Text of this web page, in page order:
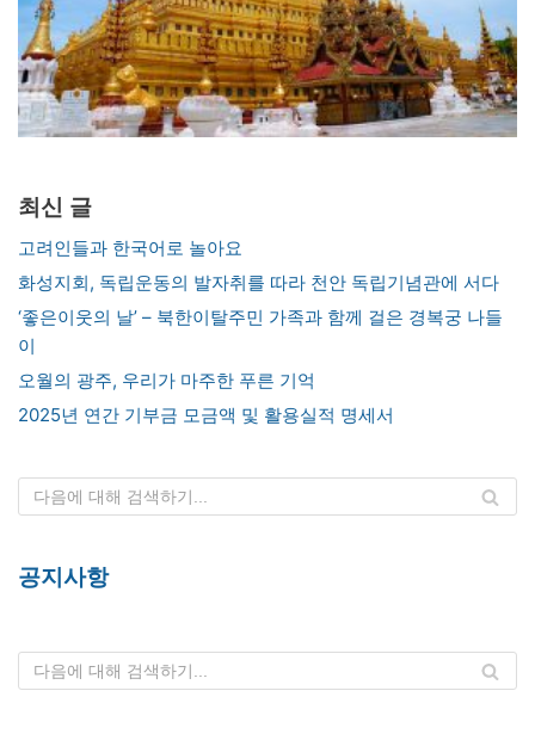
최신 글
고려인들과 한국어로 놀아요
화성지회, 독립운동의 발자취를 따라 천안 독립기념관에 서다
‘좋은이웃의 날’ – 북한이탈주민 가족과 함께 걸은 경복궁 나들
이
오월의 광주, 우리가 마주한 푸른 기억
2025년 연간 기부금 모금액 및 활용실적 명세서
공지사항